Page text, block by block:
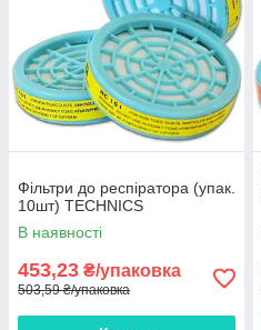
Фільтри до респіратора (упак.
10шт) TECHNICS
В наявності
453,23 ₴/упаковка
503,59 ₴/упаковка